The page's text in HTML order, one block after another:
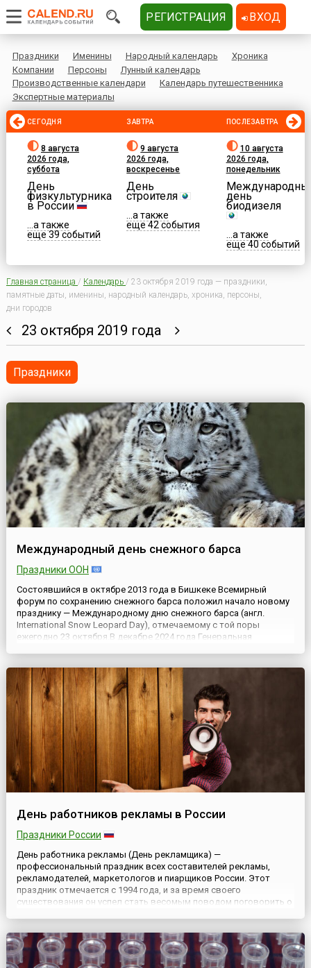
Праздники Именины Народный календарь
Хроника
Компании
Персоны
Лунный календарь
Производственные календари
Календарь путешественника
Экспертные материалы
СЕГОДНЯ
8 августа
2026 года,
суббота
День
физкультурника
в России
...а также
еще 39 событий
ЗАВТРА
9 августа
2026 года,
воскресенье
День
строителя
...а также
еще 42 события
ПОСЛЕЗАВТРА
10 августа
2026 года,
понедельник
день
биодизеля
...а также
еще 40 событий
Главная страница / Календарь / 23 октября 2019 года — праздники,
памятные даты, именины, народный календарь, хроника, персоны,
дни городов
23 октября 2019 года
Праздники
Международный день снежного барса
Праздники ООН
Состоявшийся в октябре 2013 года в Бишкеке Всемирный
форум по сохранению снежного барса положил начало новому
празднику — Международному дню снежного барса (англ.
International Snow Leopard Day), отмечаемому с той поры
ежегодно 23 октября.В декабре 2024 года Генеральная
в обеспе...
День работников рекламы в России
Праздники России
День работника рекламы (День рекламщика) —
профессиональный праздник всех составителей рекламы,
рекламодателей, маркетологов и пиарщиков России. Этот
праздник отмечается с 1994 года, и за время своего
существования он успел стать весомым поводом поговорить о
свои студенческие врем...
РЕГИСТРАЦИЯ ВХОД